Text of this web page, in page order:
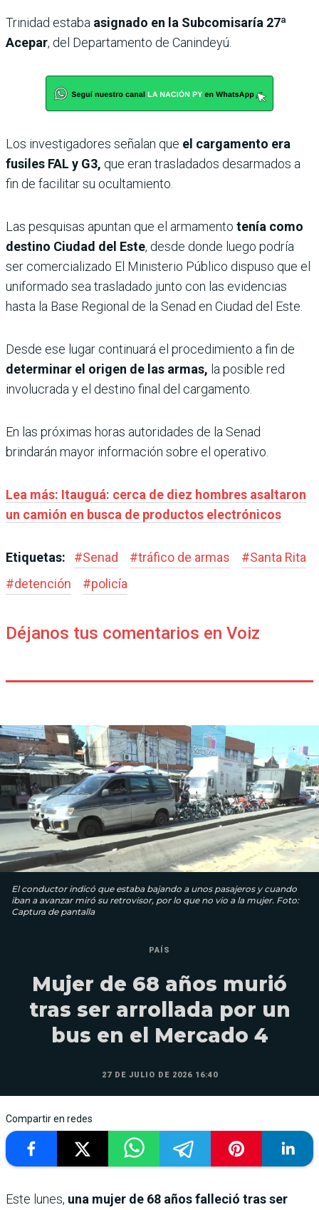
Trinidad estaba asignado en la Subcomisaría 27ª
Acepar, del Departamento de Canindeyú.
Los investigadores señalan que el cargamento era
fusiles FAL y G3, que eran trasladados desarmados a
fin de facilitar su ocultamiento.
Las pesquisas apuntan que el armamento tenía como
destino Ciudad del Este, desde donde luego podría
ser comercializado El Ministerio Público dispuso que el
uniformado sea trasladado junto con las evidencias
hasta la Base Regional de la Senad en Ciudad del Este.
Desde ese lugar continuará el procedimiento a fin de
determinar el origen de las armas, la posible red
involucrada y el destino final del cargamento.
En las próximas horas autoridades de la Senad
brindarán mayor información sobre el operativo.
Lea más: Itauguá: cerca de diez hombres asaltaron
un camión en busca de productos electrónicos
Etiquetas: #Senad #tráfico de armas #Santa Rita
#detención #policía
Déjanos tus comentarios en Voiz
El conductor indicó que estaba bajando a unos pasajeros y cuando
iban a avanzar miró su retrovisor, por lo que no vio a la mujer. Foto:
Captura de pantalla
PAÍS
Mujer de 68 años murió
tras ser arrollada por un
bus en el Mercado 4
27 DE JULIO DE 2026 16:40
Compartir en redes
Este lunes, una mujer de 68 años falleció tras ser